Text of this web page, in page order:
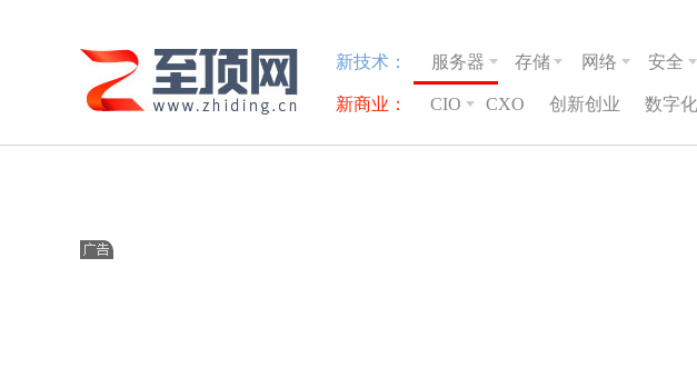
新技术： 服务器 存储 网络 安全
新商业： CIO CXO 创新创业 数字